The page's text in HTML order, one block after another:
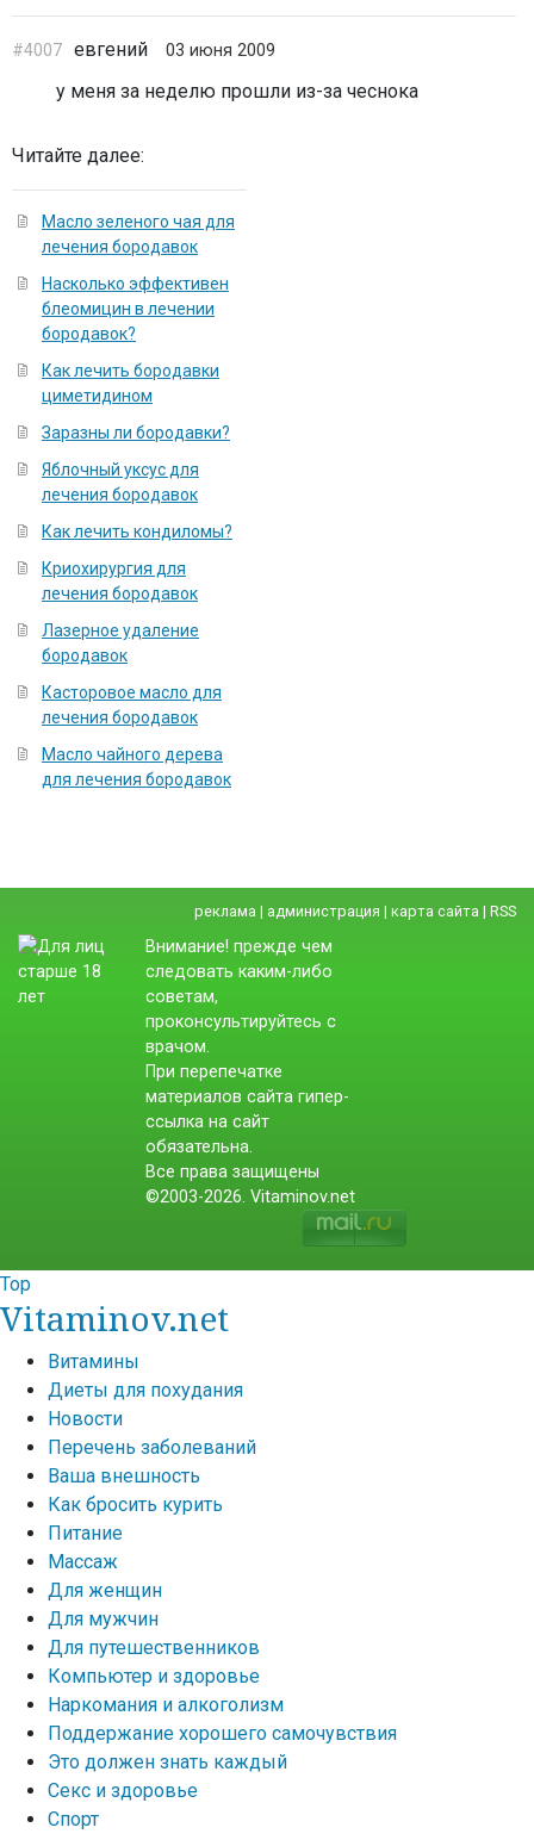
#4007 евгений 03 июня 2009
у меня за неделю прошли из-за чеснока
Читайте далее:
Масло зеленого чая для
лечения бородавок
Насколько эффективен
блеомицин в лечении
бородавок?
Как лечить бородавки
циметидином
Заразны ли бородавки?
Яблочный уксус для
лечения бородавок
Как лечить кондиломы?
Криохирургия для
лечения бородавок
Лазерное удаление
бородавок
Касторовое масло для
лечения бородавок
Масло чайного дерева
для лечения бородавок
реклама | администрация | карта сайта | RSS
Внимание! прежде чем
следовать каким-либо
советам,
проконсультируйтесь с
врачом.
При перепечатке
материалов сайта гипер-
ссылка на сайт
обязательна.
Все права защищены
©2003-2026. Vitaminov.net
Top
Vitaminov.net
Витамины
Диеты для похудания
Новости
Перечень заболеваний
Ваша внешность
Как бросить курить
Питание
Массаж
Для женщин
Для мужчин
Для путешественников
Компьютер и здоровье
Наркомания и алкоголизм
Поддержание хорошего самочувствия
Это должен знать каждый
Секс и здоровье
Спорт